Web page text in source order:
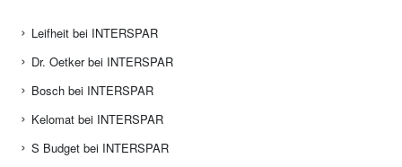
Leifheit bei INTERSPAR
Dr. Oetker bei INTERSPAR
Bosch bei INTERSPAR
Kelomat bei INTERSPAR
S Budget bei INTERSPAR